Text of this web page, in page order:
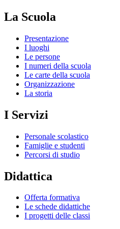
La Scuola
Presentazione
I luoghi
Le persone
I numeri della scuola
Le carte della scuola
Organizzazione
La storia
I Servizi
Personale scolastico
Famiglie e studenti
Percorsi di studio
Didattica
Offerta formativa
Le schede didattiche
I progetti delle classi